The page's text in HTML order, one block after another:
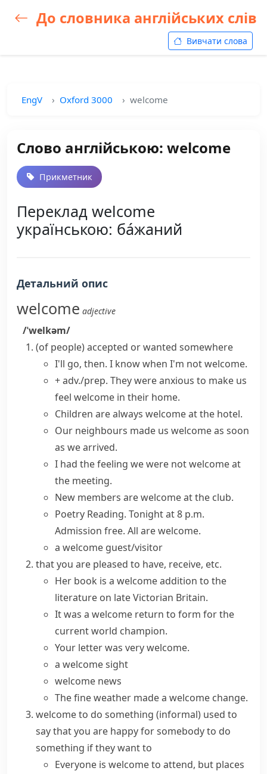
До словника англійських слів
Вивчати слова
EngV Oxford 3000 welcome
Слово англійською: welcome
Прикметник
Переклад welcome
українською: ба́жаний
Детальний опис
welcome adjective
/ˈwelkəm/
(of people)accepted or wanted somewhere
I'll go, then. I know when I'm not welcome.
+ adv./prep. They were anxious to make us
feel welcome in their home.
Children arealways welcomeat the hotel.
Our neighbours made us welcome as soon
as we arrived.
I had the feeling we were not welcome at
the meeting.
New members are welcome at the club.
Poetry Reading. Tonight at 8 p.m.
Admission free. All are welcome.
a welcome guest/visitor
that you are pleased to have, receive, etc.
Her book is a welcome addition to the
literature on late Victorian Britain.
It was a welcome return to form for the
current world champion.
Your letter was very welcome.
a welcome sight
welcome news
The fine weather made a welcome change.
welcome to do something (informal) used to
say that you are happy for somebody to do
something if they want to
Everyone is welcome to attend, but places